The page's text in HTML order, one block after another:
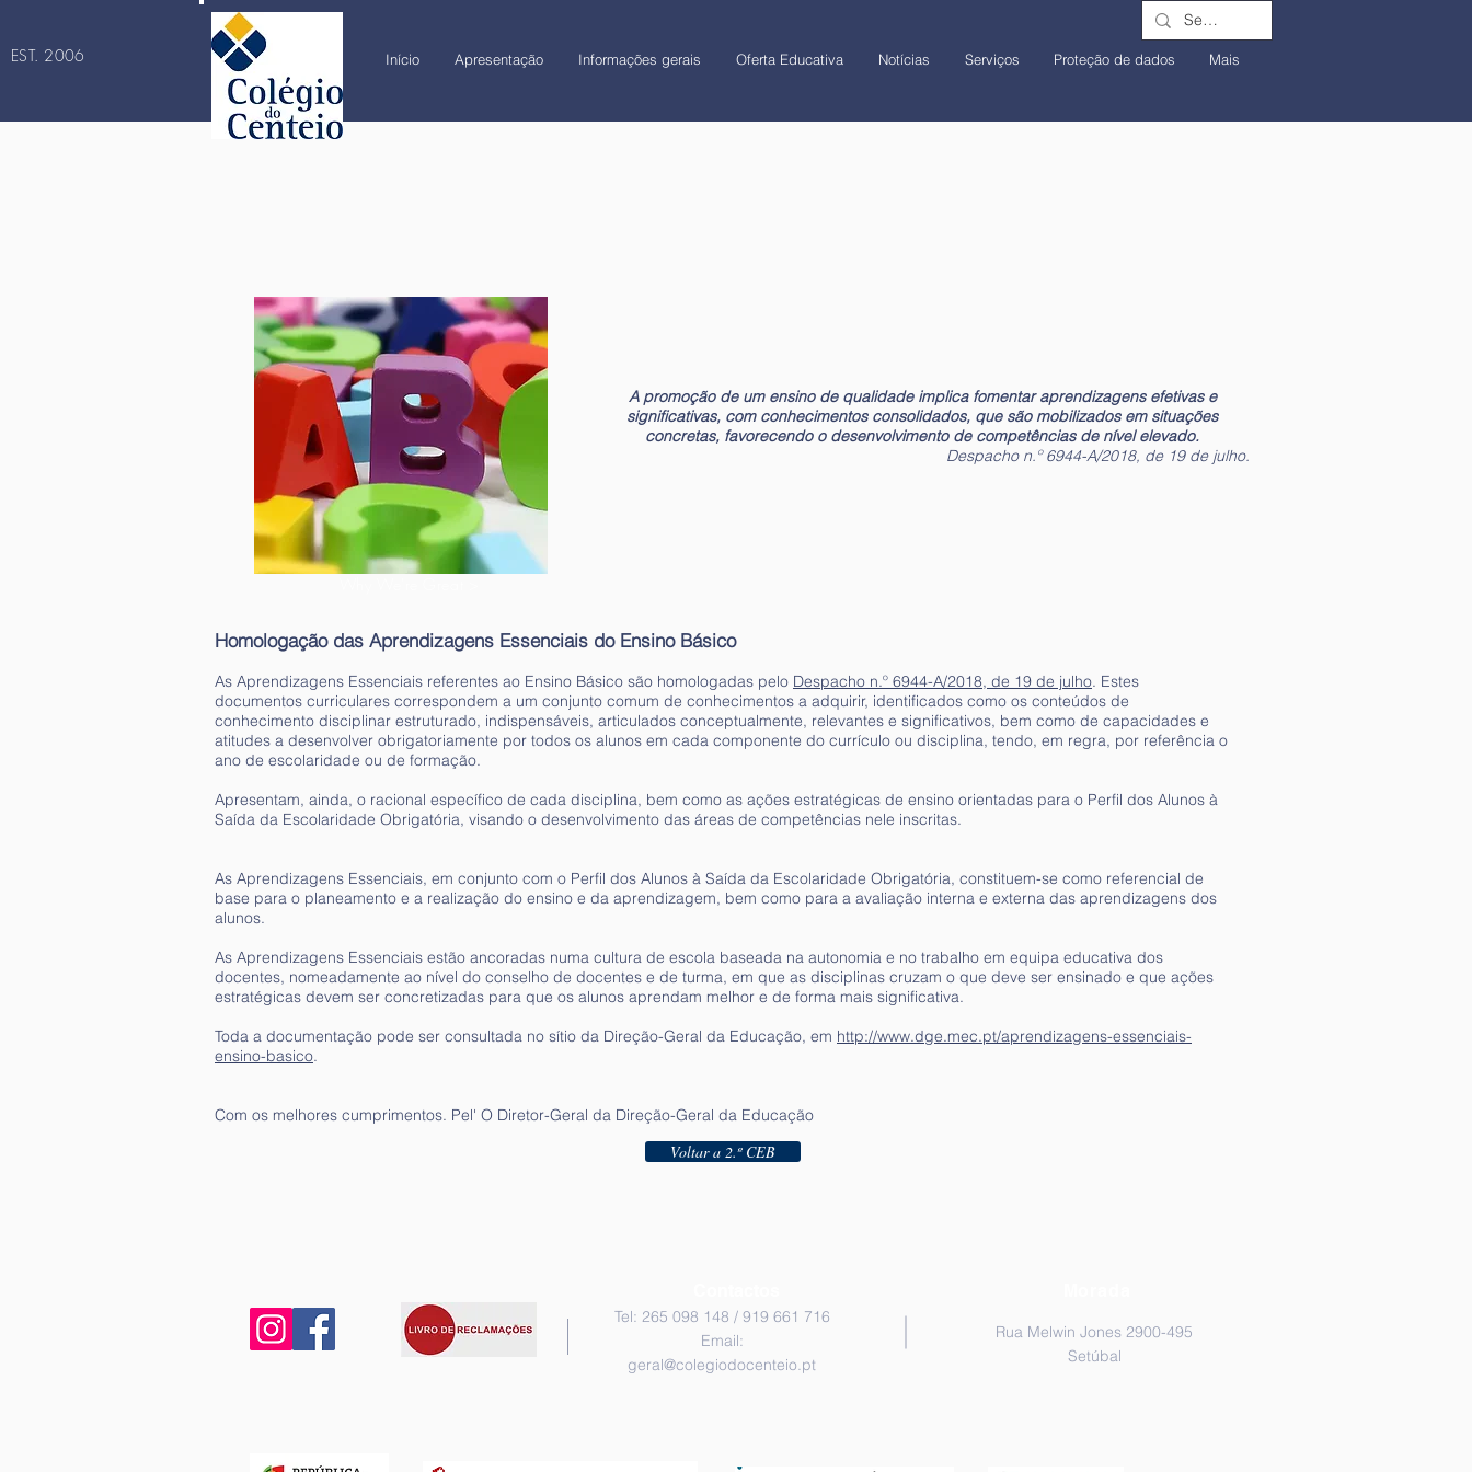
EST. 2006 Início Apresentação Informações gerais Oferta Educativa Notícias Serviços Proteção de dados Mais
A promoção de um ensino de qualidade implica fomentar aprendizagens efetivas e
significativas, com conhecimentos consolidados, que são mobilizados em situações
concretas, favorecendo o desenvolvimento de competências de nível elevado.
Despacho n.º 6944-A/2018, de 19 de julho.
Homologação das Aprendizagens Essenciais do Ensino Básico
As Aprendizagens Essenciais referentes ao Ensino Básico são homologadas pelo Despacho n.º 6944-A/2018, de 19 de julho. Estes
documentos curriculares correspondem a um conjunto comum de conhecimentos a adquirir, identificados como os conteúdos de
conhecimento disciplinar estruturado, indispensáveis, articulados conceptualmente, relevantes e significativos, bem como de capacidades e
atitudes a desenvolver obrigatoriamente por todos os alunos em cada componente do currículo ou disciplina, tendo, em regra, por referência o
ano de escolaridade ou de formação.
Apresentam, ainda, o racional específico de cada disciplina, bem como as ações estratégicas de ensino orientadas para o Perfil dos Alunos à
Saída da Escolaridade Obrigatória, visando o desenvolvimento das áreas de competências nele inscritas.
As Aprendizagens Essenciais, em conjunto com o Perfil dos Alunos à Saída da Escolaridade Obrigatória, constituem-se como referencial de
base para o planeamento e a realização do ensino e da aprendizagem, bem como para a avaliação interna e externa das aprendizagens dos
alunos.
As Aprendizagens Essenciais estão ancoradas numa cultura de escola baseada na autonomia e no trabalho em equipa educativa dos
docentes, nomeadamente ao nível do conselho de docentes e de turma, em que as disciplinas cruzam o que deve ser ensinado e que ações
estratégicas devem ser concretizadas para que os alunos aprendam melhor e de forma mais significativa.
Toda a documentação pode ser consultada no sítio da Direção-Geral da Educação, em http://www.dge.mec.pt/aprendizagens-essenciais-
ensino-basico.
Com os melhores cumprimentos. Pel' O Diretor-Geral da Direção-Geral da Educação
Voltar a 2.º CEB
Tel: 265 098 148 / 919 661 716
Email:
geral@colegiodocenteio.pt
Rua Melwin Jones 2900-495
Setúbal